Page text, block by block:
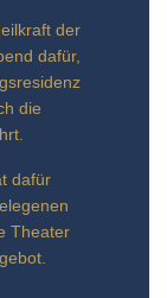
der
dafür,
die
dafür
Theater